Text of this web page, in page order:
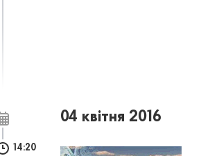
04 квітня 2016
14:20